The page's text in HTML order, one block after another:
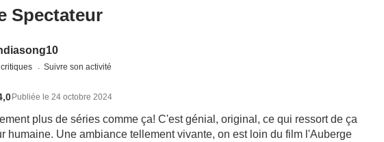
Spectateur
Suivre son activité
Publiée le 24 octobre 2024
plus de séries comme ça! C'est génial, original, ce qui ressort de ça
humaine. Une ambiance tellement vivante, on est loin du film l'Auberge